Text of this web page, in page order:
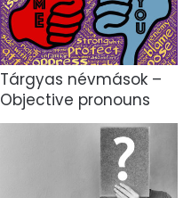
Tárgyas névmások –
Objective pronouns